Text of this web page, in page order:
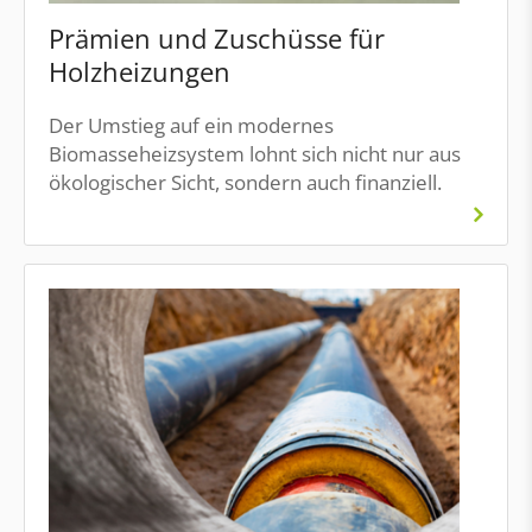
Prämien und Zuschüsse für
Holzheizungen
Der Umstieg auf ein modernes
Biomasseheizsystem lohnt sich nicht nur aus
ökologischer Sicht, sondern auch finanziell.